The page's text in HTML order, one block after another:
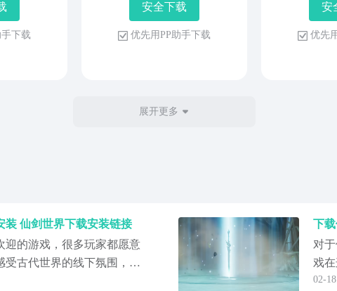
手 下 载
安 全 下 载
优 先 用 P P 助 手 下 载
安
优 先
展开更多
装 仙剑世界下载安装链接
迎的游戏，很多玩家都愿意
受古代世界的线下氛围，有
界下载手游安装体验这个
下
对
戏
会
02-18